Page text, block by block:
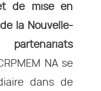
de mise en
la Nouvelle-
partenariats
NA se
dans de